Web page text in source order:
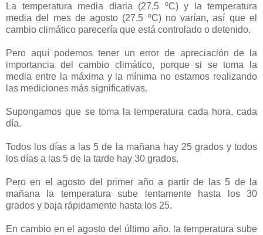
La temperatura media diaria (27,5 ºC) y la temperatura
media del mes de agosto (27,5 ºC) no varían, así que el
cambio climático parecería que está controlado o detenido.
Pero aquí podemos tener un error de apreciación de la
importancia del cambio climático, porque si se toma la
media entre la máxima y la mínima no estamos realizando
las mediciones más significativas.
Supongamos que se toma la temperatura cada hora, cada
día.
Todos los días a las 5 de la mañana hay 25 grados y todos
los días a las 5 de la tarde hay 30 grados.
Pero en el agosto del primer año a partir de las 5 de la
mañana la temperatura sube lentamente hasta los 30
grados y baja rápidamente hasta los 25.
En cambio en el agosto del último año, la temperatura sube